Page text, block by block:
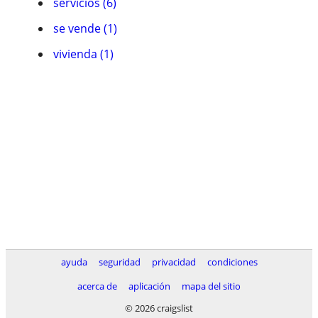
se vende (1)
vivienda (1)
ayuda seguridad privacidad
condiciones
acerca de
aplicación
mapa del sitio
© 2026 craigslist